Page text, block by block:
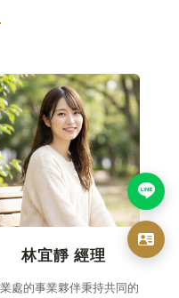
林宜靜 經理
處的事業夥伴秉持共同的